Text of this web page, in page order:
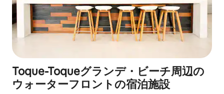
Toque-Toqueグランデ・ビーチ周辺の
ウ⁠ォ⁠ー⁠タ⁠ーフ⁠ロ⁠ン⁠トの宿⁠泊⁠施⁠設